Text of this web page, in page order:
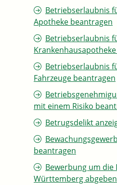
Betriebserlaubnis
Apotheke beantragen
Betriebserlaubnis
Betriebserlaubnis
Fahrzeuge beantragen
mit einem Risiko
Betrugsdelikt
beantragen
Bewerbung um die
Württemberg abgeben